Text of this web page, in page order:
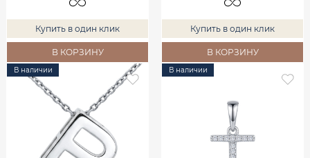
Купить в один клик
В КОРЗИНУ
Купить в один клик
В КОРЗИНУ
В наличии В наличии